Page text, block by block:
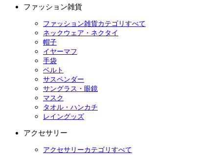
ファッション雑貨
ファッション雑貨カテゴリすべて
ネックウェア・ネクタイ
帽子
イヤーマフ
手袋
ベルト
サスペンダー
サングラス・眼鏡
マスク
タオル・ハンカチ
レイングッズ
アクセサリー
アクセサリーカテゴリすべて